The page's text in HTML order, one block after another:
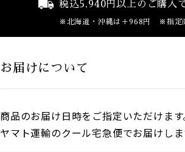
税込5,940円以上のご購入
北海道・沖縄は＋968円 ※指定
お届けについて
商品のお届け日時をご指定いただけます
ヤマト運輸のクール宅急便でお届けしま